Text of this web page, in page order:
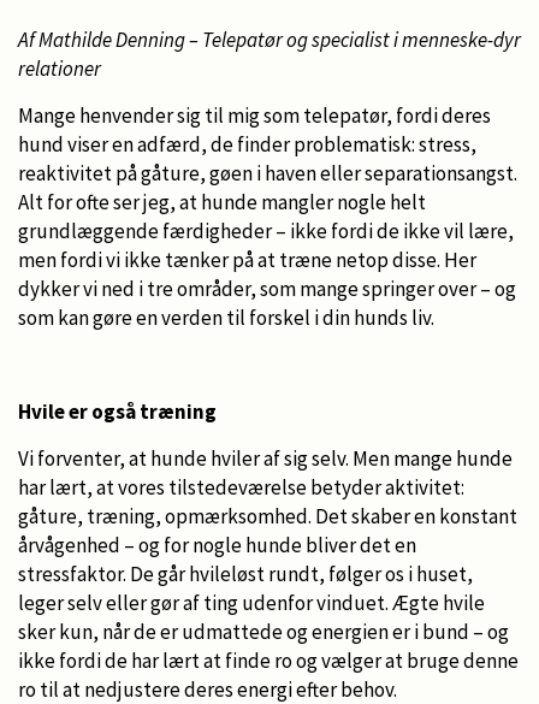
Af Mathilde Denning – Telepatør og specialist i menneske-dyr
relationer
Mange henvender sig til mig som telepatør, fordi deres
hund viser en adfærd, de finder problematisk: stress,
reaktivitet på gåture, gøen i haven eller separationsangst.
Alt for ofte ser jeg, at hunde mangler nogle helt
grundlæggende færdigheder – ikke fordi de ikke vil lære,
men fordi vi ikke tænker på at træne netop disse. Her
dykker vi ned i tre områder, som mange springer over – og
som kan gøre en verden til forskel i din hunds liv.
Hvile er også træning
Vi forventer, at hunde hviler af sig selv. Men mange hunde
har lært, at vores tilstedeværelse betyder aktivitet:
gåture, træning, opmærksomhed. Det skaber en konstant
årvågenhed – og for nogle hunde bliver det en
stressfaktor. De går hvileløst rundt, følger os i huset,
leger selv eller gør af ting udenfor vinduet. Ægte hvile
sker kun, når de er udmattede og energien er i bund – og
ikke fordi de har lært at finde ro og vælger at bruge denne
ro til at nedjustere deres energi efter behov.